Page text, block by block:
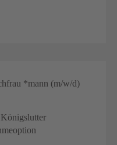
*mann (m/w/d)